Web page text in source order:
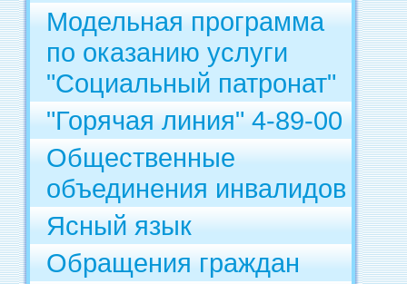
Модельная программа
по оказанию услуги
"Социальный патронат"
"Горячая линия" 4-89-00
Общественные
объединения инвалидов
Ясный язык
Обращения граждан